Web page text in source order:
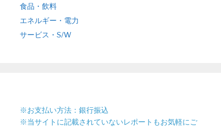
食品・飲料
エネルギー・電力
サービス・S/W
※お支払い方法：銀行振込
※当サイトに記載されていないレポートもお気軽にご